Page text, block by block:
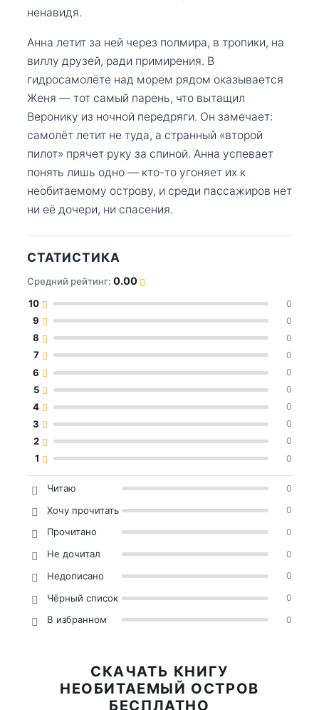
ненавидя.
Анна летит за ней через полмира, в тропики, на
виллу друзей, ради примирения. В
гидросамолёте над морем рядом оказывается
Женя — тот самый парень, что вытащил
Веронику из ночной передряги. Он замечает:
самолёт летит не туда, а странный «второй
пилот» прячет руку за спиной. Анна успевает
понять лишь одно — кто-то угоняет их к
необитаемому острову, и среди пассажиров нет
ни её дочери, ни спасения.
СТАТИСТИКА
Средний рейтинг: 0.00
10 0
9 0
8 0
7 0
6 0
5 0
4 0
3 0
2 0
1 0
Читаю 0
Хочу прочитать 0
Прочитано 0
Не дочитал 0
Недописано 0
Чёрный список 0
В избранном 0
СКАЧАТЬ КНИГУ
НЕОБИТАЕМЫЙ ОСТРОВ
БЕСПЛАТНО